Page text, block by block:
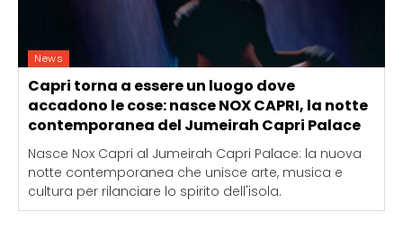
News
Capri torna a essere un luogo dove
accadono le cose: nasce NOX CAPRI, la notte
contemporanea del Jumeirah Capri Palace
Nasce Nox Capri al Jumeirah Capri Palace: la nuova
notte contemporanea che unisce arte, musica e
cultura per rilanciare lo spirito dell'isola.